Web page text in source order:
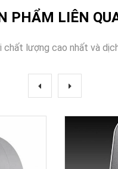
PHẨM LIÊN
lượng cao nhất và